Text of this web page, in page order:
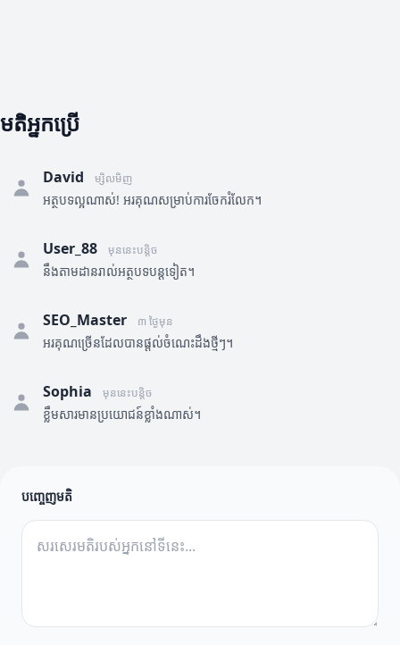
មតិអ្នកប្រើ
David ម្សិលមិញ
អត្ថបទល្អណាស់! អរគុណសម្រាប់ការចែករំលែក។
User_88 មុននេះបន្តិច
នឹងតាមដានរាល់អត្ថបទបន្តទៀត។
SEO_Master ៣ ថ្ងៃមុន
អរគុណច្រើនដែលបានផ្តល់ចំណេះដឹងថ្មីៗ។
Sophia មុននេះបន្តិច
ខ្លឹមសារមានប្រយោជន៍ខ្លាំងណាស់។
បញ្ចេញមតិ